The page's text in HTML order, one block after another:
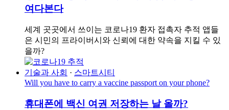
여다본다
세계 곳곳에서 쓰이는 코로나19 환자 접촉자 추적 앱들
은 시민의 프라이버시와 신뢰에 대한 약속을 지킬 수 있
을까?
기술과 사회 · 스마트시티
Will you have to carry a vaccine passport on your phone?
휴대폰에 백신 여권 저장하는 날 올까?